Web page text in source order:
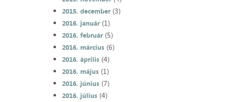
2015. december(3)
2016. január(1)
2016. február(5)
2016. március(6)
2016. április(4)
2016. május(1)
2016. június(7)
2016. július(4)